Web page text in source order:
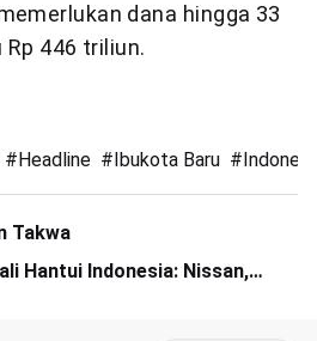
dana hingga 33
446 triliun.
# Headline # Ibukota Baru #
Takwa
Hantui Indonesia: Nissan,